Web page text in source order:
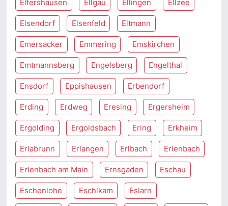
Elfershausen Ellgau Ellingen Ellzee
Elsendorf Elsenfeld Eltmann
Emersacker Emmering Emskirchen
Emtmannsberg Engelsberg Engelthal
Ensdorf Eppishausen Erbendorf
Erding Erdweg Eresing Ergersheim
Ergolding Ergoldsbach Ering Erkheim
Erlabrunn Erlangen Erlbach Erlenbach
Erlenbach am Main Ernsgaden Eschau
Eschenlohe Eschlkam Eslarn